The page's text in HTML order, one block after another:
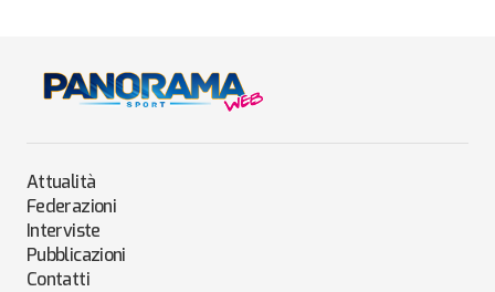
Attualità
Federazioni
Interviste
Pubblicazioni
Contatti